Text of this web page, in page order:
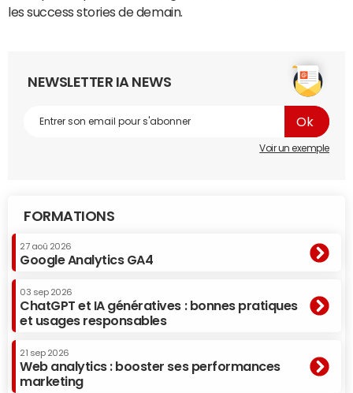
les success stories de demain.
NEWSLETTER IA NEWS
Voir un exemple
FORMATIONS
27 aoû 2026
Google Analytics GA4
03 sep 2026
ChatGPT et IA génératives : bonnes pratiques
et usages responsables
21 sep 2026
Web analytics : booster ses performances
marketing